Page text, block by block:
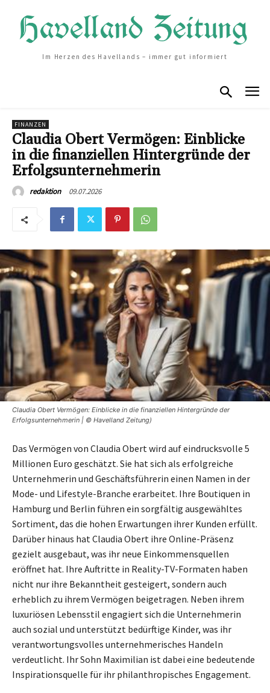
Im Herzen des Havellands – immer gut informiert
FINANZEN
Claudia Obert Vermögen: Einblicke
in die finanziellen Hintergründe der
Erfolgsunternehmerin
redaktion 09.07.2026
Claudia Obert Vermögen: Einblicke in die finanziellen Hintergründe der
Erfolgsunternehmerin | © Havelland Zeitung)
Das Vermögen von Claudia Obert wird auf eindrucksvolle 5
Millionen Euro geschätzt. Sie hat sich als erfolgreiche
Unternehmerin und Geschäftsführerin einen Namen in der
Mode- und Lifestyle-Branche erarbeitet. Ihre Boutiquen in
Hamburg und Berlin führen ein sorgfältig ausgewähltes
Sortiment, das die hohen Erwartungen ihrer Kunden erfüllt.
Darüber hinaus hat Claudia Obert ihre Online-Präsenz
gezielt ausgebaut, was ihr neue Einkommensquellen
eröffnet hat. Ihre Auftritte in Reality-TV-Formaten haben
nicht nur ihre Bekanntheit gesteigert, sondern auch
erheblich zu ihrem Vermögen beigetragen. Neben ihrem
luxuriösen Lebensstil engagiert sich die Unternehmerin
auch sozial und unterstützt bedürftige Kinder, was ihr
verantwortungsvolles unternehmerisches Handeln
verdeutlicht. Ihr Sohn Maximilian ist dabei eine bedeutende
Inspirationsquelle für ihr philanthropisches Engagement.